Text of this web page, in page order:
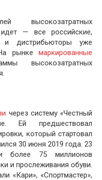
высокозатратных
— все российские,
и дистрибьюторы уже
рынке маркированные
высокозатратных
через систему «Честный
Ей предшествовал
который стартовал
30 июня 2019 года. 23
более 75 миллионов
и прослеживания обуви.
«Кари», «Спортмастер»,